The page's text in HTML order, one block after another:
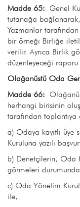
Madde 65: Genel
tutanağa bağlanarak,
Yazmanlar
bir örneği Birliğe
verilir. Ayrıca Birlik
düzenleyeceği raporu
Olağanüstü Oda
Madde 66:
herhangi birisinin
tarafından toplantıya
a) Odaya kayıtlı üye
Kuruluna yazılı
b) Denetçilerin, Oda
görmeleri
c) Oda Yönetim
ile,